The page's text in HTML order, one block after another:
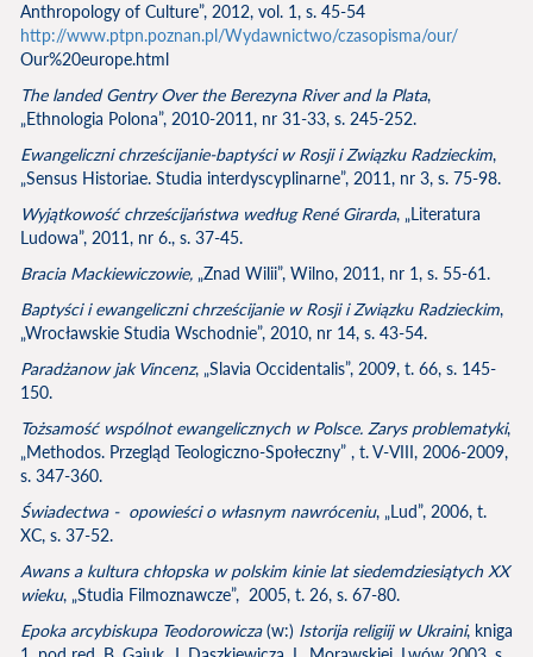
Anthropology of Culture”, 2012, vol. 1, s. 45-54
http://www.ptpn.poznan.pl/Wydawnictwo/czasopisma/our/
Our%20europe.html
The landed Gentry Over the Berezyna River and la Plata,
„Ethnologia Polona”, 2010-2011, nr 31-33, s. 245-252.
Ewangeliczni chrześcijanie-baptyści w Rosji i Związku Radzieckim,
„Sensus Historiae. Studia interdyscyplinarne”, 2011, nr 3, s. 75-98.
Wyjątkowość chrześcijaństwa według RenéGirarda, „Literatura
Ludowa”, 2011, nr 6., s. 37-45.
Bracia Mackiewiczowie, „Znad Wilii”, Wilno, 2011, nr 1, s. 55-61.
Baptyści i ewangeliczni chrześcijanie w Rosji i Związku Radzieckim,
„Wrocławskie Studia Wschodnie”, 2010, nr 14, s. 43-54.
Paradżanow jak Vincenz, „Slavia Occidentalis”, 2009, t. 66, s. 145-
150.
Tożsamość wspólnot ewangelicznych w Polsce. Zarys problematyki,
„Methodos. Przegląd Teologiczno-Społeczny” , t. V-VIII, 2006-2009,
s. 347-360.
Świadectwa - opowieści o własnym nawróceniu, „Lud”, 2006, t.
XC, s. 37-52.
Awans a kultura chłopska w polskim kinie lat siedemdziesiątych XX
wieku, „Studia Filmoznawcze”, 2005, t. 26, s. 67-80.
Epoka arcybiskupa Teodorowicza(w:) Istorija religiij w Ukraini, kniga